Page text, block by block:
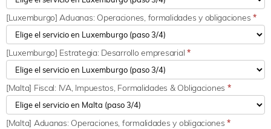
[Luxemburgo] Aduanas: Operaciones, formalidades y obligaciones *
[Luxemburgo] Estrategia: Desarrollo empresarial*
[Malta] Fiscal: IVA, Impuestos, Formalidades & Obligaciones *
[Malta] Aduanas: Operaciones, formalidades y obligaciones*